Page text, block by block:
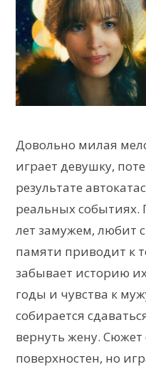
Довольно милая
играет девушку,
результате
реальных событиях.
лет замужем, любит
памяти приводит к
забывает историю
годы и чувства к
собирается
вернуть жену.
поверхностен, но